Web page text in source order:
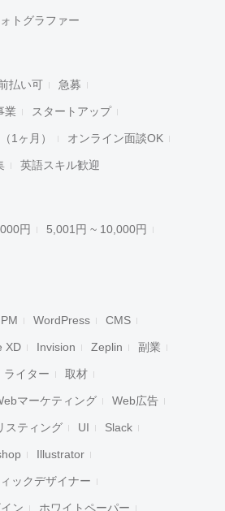
トグラファー
払い可 急募
業 スタートアップ
1ヶ月） オンライン面談OK
英語スキル歓迎
円 5,001円 ~ 10,000円
PM WordPress CMS
XD Invision Zeplin 副業
ライター 取材
マーケティング Web広告
スティング UI Slack
Illustrator
ックデザイナー
ン ホワイトペーパー